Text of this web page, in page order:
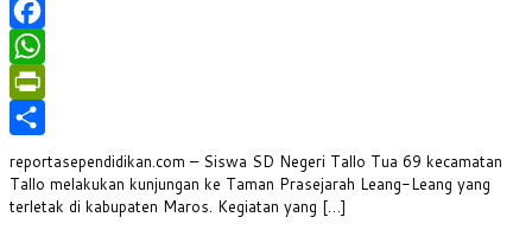
Facebook
WhatsApp
PrintFriendly
Share
reportasependidikan.com – Siswa SD Negeri Tallo Tua 69 kecamatan
Tallo melakukan kunjungan ke Taman Prasejarah Leang-Leang yang
terletak di kabupaten Maros. Kegiatan yang […]